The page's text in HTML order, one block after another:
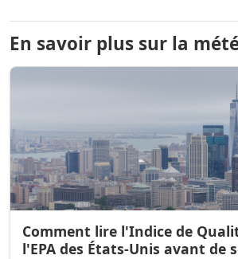
En savoir plus sur la
Comment lire l'Indice de
l'EPA des États-Unis avant de